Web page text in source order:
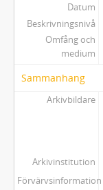
Datum
Beskrivningsnivå
Omfång och
medium
Sammanhang
Arkivbildare
Arkivinstitution
Förvärvsinformation